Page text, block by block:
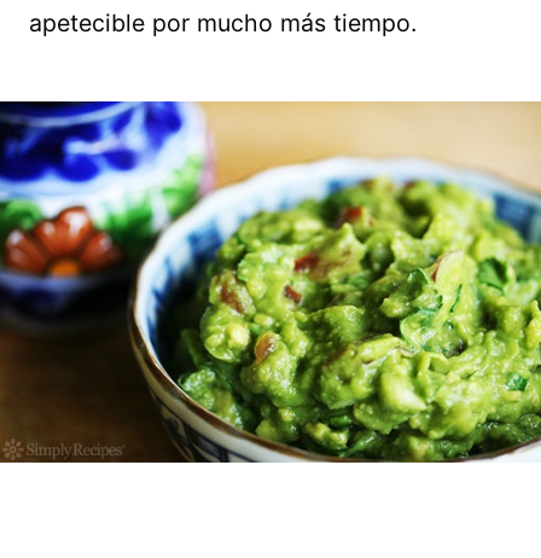
apetecible por mucho más tiempo.